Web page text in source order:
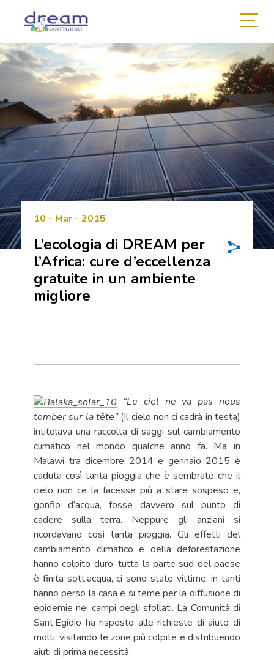
10 - Mar - 2015
L’ecologia di DREAM per
l’Africa: cure d’eccellenza
gratuite in un ambiente
migliore
“Le ciel ne va pas nous
tomber sur la tête”(Il cielo non ci cadrà in testa)
intitolava una raccolta di saggi sul cambiamento
climatico nel mondo qualche anno fa. Ma in
Malawi tra dicembre 2014 e gennaio 2015 è
caduta così tanta pioggia che è sembrato che il
cielo non ce la facesse più a stare sospeso e,
gonfio d’acqua, fosse davvero sul punto di
cadere sulla terra. Neppure gli anziani si
ricordavano così tanta pioggia. Gli effetti del
cambiamento climatico e della deforestazione
hanno colpito duro: tutta la parte sud del paese
è finita sott’acqua, ci sono state vittime, in tanti
hanno perso la casa e si teme per la diffusione di
epidemie nei campi degli sfollati. La Comunità di
Sant’Egidio ha risposto alle richieste di aiuto di
molti, visitando le zone più colpite e distribuendo
aiuti di prima necessità.